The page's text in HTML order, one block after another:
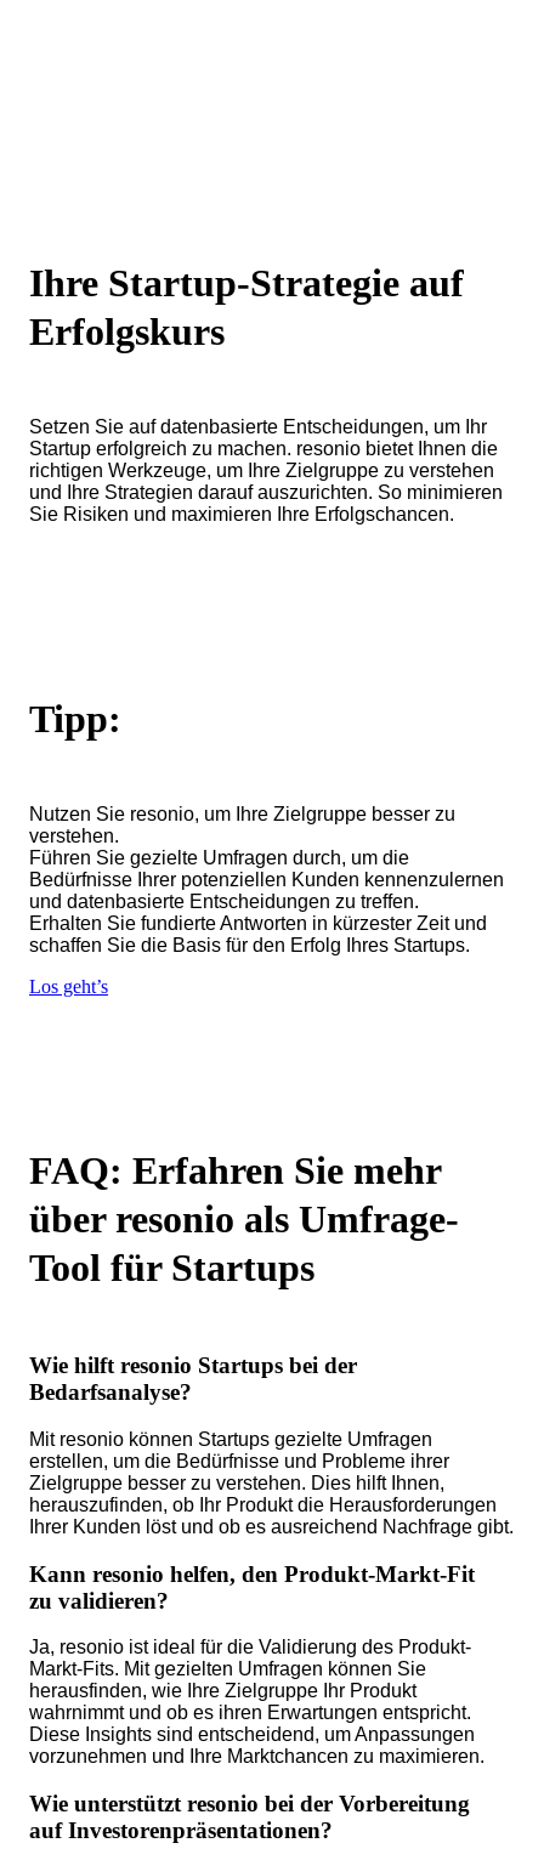
Ihre Startup-Strategie auf
Erfolgskurs
Setzen Sie auf datenbasierte Entscheidungen, um Ihr
Startup erfolgreich zu machen. resonio bietet Ihnen die
richtigen Werkzeuge, um Ihre Zielgruppe zu verstehen
und Ihre Strategien darauf auszurichten. So minimieren
Sie Risiken und maximieren Ihre Erfolgschancen.
Tipp:
Nutzen Sie resonio, um Ihre Zielgruppe besser zu
verstehen.
Führen Sie gezielte Umfragen durch, um die
Bedürfnisse Ihrer potenziellen Kunden kennenzulernen
und datenbasierte Entscheidungen zu treffen.
Erhalten Sie fundierte Antworten in kürzester Zeit und
schaffen Sie die Basis für den Erfolg Ihres Startups.
Los geht’s
FAQ: Erfahren Sie mehr
über resonio als Umfrage-
Tool für Startups
Wie hilft resonio Startups bei der
Bedarfsanalyse?
Mit resonio können Startups gezielte Umfragen
erstellen, um die Bedürfnisse und Probleme ihrer
Zielgruppe besser zu verstehen. Dies hilft Ihnen,
herauszufinden, ob Ihr Produkt die Herausforderungen
Ihrer Kunden löst und ob es ausreichend Nachfrage gibt.
Kann resonio helfen, den Produkt-Markt-Fit
zu validieren?
Ja, resonio ist ideal für die Validierung des Produkt-
Markt-Fits. Mit gezielten Umfragen können Sie
herausfinden, wie Ihre Zielgruppe Ihr Produkt
wahrnimmt und ob es ihren Erwartungen entspricht.
Diese Insights sind entscheidend, um Anpassungen
vorzunehmen und Ihre Marktchancen zu maximieren.
Wie unterstützt resonio bei der Vorbereitung
auf Investorenpräsentationen?